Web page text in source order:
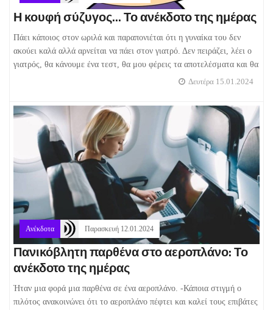
Η κουφή σύζυγος... Το ανέκδοτο της ημέρας
Πάει κάποιος στον ωριλά και παραπονιέται ότι η γυναίκα του δεν
ακούει καλά αλλά αρνείται να πάει στον γιατρό. Δεν πειράζει, λέει ο
γιατρός, θα κάνουμε ένα τεστ, θα μου φέρεις τα αποτελέσματα και θα
Δευτέρα 15.01.2024
Ανέκδοτα Παρασκευή 12.01.2024
Πανικόβλητη παρθένα στο αεροπλάνο: Το
ανέκδοτο της ημέρας
Ήταν μια φορά μια παρθένα σε ένα αεροπλάνο. -Κάποια στιγμή ο
πιλότος ανακοινώνει ότι το αεροπλάνο πέφτει και καλεί τους επιβάτες